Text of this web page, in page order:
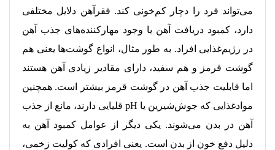
می‌تواند فرد را دچار کم‌خونی کند. فقرآهن دلایل مختلفی
دارد، کمبود دریافت آهن یا وجود مهارکننده‌های جذب آهن
در رژیم‌غذایی افراد. به طور مثال، انواع گوشت‌ها یعنی هم
گوشت قرمز و هم سفید، دارای مقادیر زیادی آهن هستند
اما قابلیت جذب آهن در گوشت قرمز بیشتر است. همچنین
موادغذایی که جوش‌شیرین یا pH قلیایی دارند، مانع از جذب
آهن در بدن می‌شوند. یکی دیگر از عوامل کمبود آهن به
دلیل دفع خون از بدن است. یعنی افرادی که کولیت زخمی،